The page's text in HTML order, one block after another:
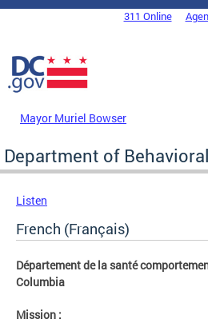
Skip to main content
DC Agency Top Menu311 Online
Mayor Muriel Bowser
Department of
Listen
French (Français)
Département de la santé
Columbia
Mission :